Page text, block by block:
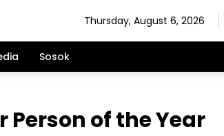
Thursday, August 6, 2026
Sosok
Person of the Year